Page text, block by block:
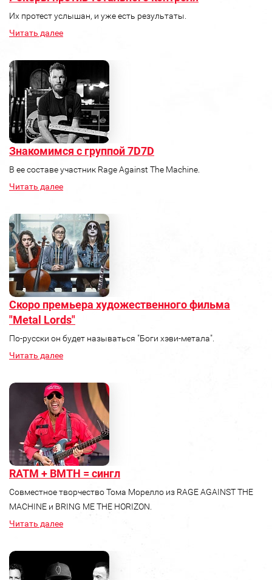
Их протест услышан, и уже есть результаты.
Читать далее
Знакомимся с группой 7D7D
В ее составе участник Rage Against The Machine.
Читать далее
Скоро премьера художественного фильма
"Metal Lords"
По-русски он будет называться "Боги хэви-метала".
Читать далее
RATM + BMTH = сингл
Совместное творчество Тома Морелло из RAGE AGAINST THE
MACHINE и BRING ME THE HORIZON.
Читать далее